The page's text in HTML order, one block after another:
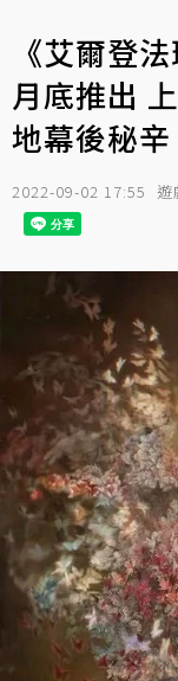
《艾爾登
月底推出
地幕後秘辛
2022-09-02 17:55 遊